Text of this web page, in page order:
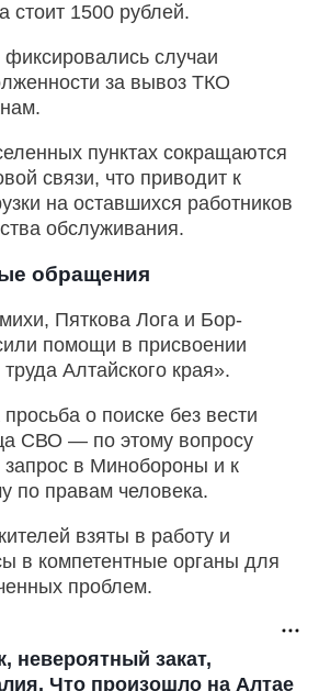
стоит 1500 рублей.
случаи
за вывоз ТКО
пунктах сокращаются
связи, что приводит к
на оставшихся работников
обслуживания.
обращения
Пяткова Лога и Бор-
помощи в присвоении
Алтайского края».
о поиске без вести
СВО — по этому вопросу
запрос в Минобороны и к
по правам человека.
взяты в работу и
в компетентные органы для
проблем.
невероятный закат,
Что произошло на Алтае